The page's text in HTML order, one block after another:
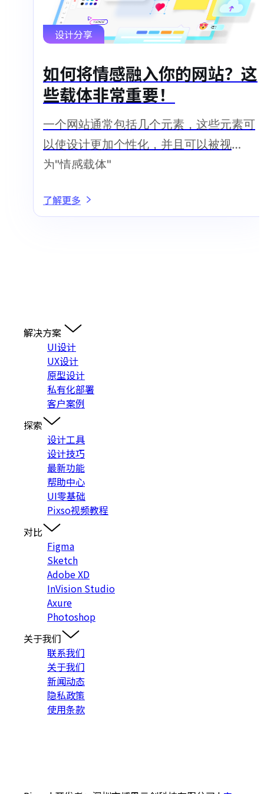
设计分享
如何将情感融入你的网站？这
些载体非常重要！
一个网站通常包括几个元素，这些元素可
以使设计更加个性化，并且可以被视
为"情感载体"
了解更多
解决方案
UI设计
UX设计
原型设计
私有化部署
客户案例
探索
设计工具
设计技巧
最新功能
帮助中心
UI零基础
Pixso视频教程
对比
Figma
Sketch
Adobe XD
InVision Studio
Axure
Photoshop
关于我们
联系我们
关于我们
新闻动态
隐私政策
使用条款